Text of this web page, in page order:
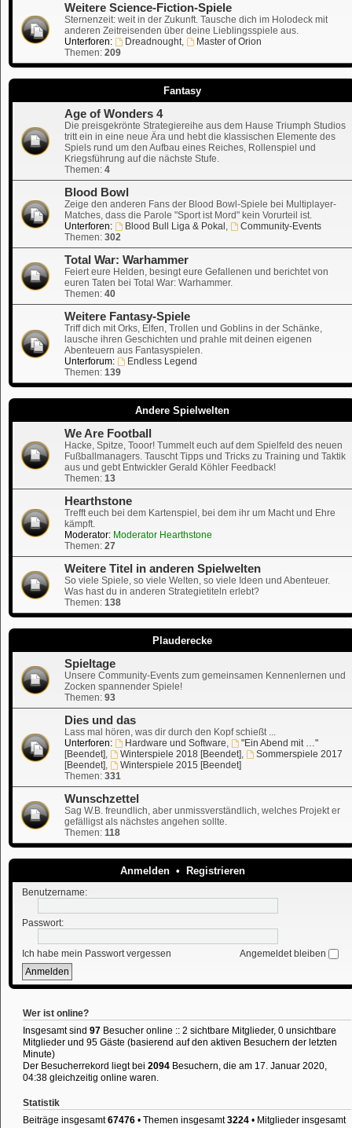
Weitere Science-Fiction-Spiele
Sternenzeit: weit in der Zukunft. Tausche dich im Holodeck mit
anderen Zeitreisenden über deine Lieblingsspiele aus.
Unterforen:
Dreadnought,
Master of Orion
Themen: 209
Fantasy
Age of Wonders 4
Die preisgekrönte Strategiereihe aus dem Hause Triumph Studios
tritt ein in eine neue Ära und hebt die klassischen Elemente des
Spiels rund um den Aufbau eines Reiches, Rollenspiel und
Kriegsführung auf die nächste Stufe.
Themen: 4
Blood Bowl
Zeige den anderen Fans der Blood Bowl-Spiele bei Multiplayer-
Matches, dass die Parole "Sport ist Mord" kein Vorurteil ist.
Unterforen:
Blood Bull Liga & Pokal,
Community-Events
Themen: 302
Total War: Warhammer
Feiert eure Helden, besingt eure Gefallenen und berichtet von
euren Taten bei Total War: Warhammer.
Themen: 40
Weitere Fantasy-Spiele
Triff dich mit Orks, Elfen, Trollen und Goblins in der Schänke,
lausche ihren Geschichten und prahle mit deinen eigenen
Abenteuern aus Fantasyspielen.
Unterforum:
Endless Legend
Themen: 139
Andere Spielwelten
We Are Football
Hacke, Spitze, Tooor! Tummelt euch auf dem Spielfeld des neuen
Fußballmanagers. Tauscht Tipps und Tricks zu Training und Taktik
aus und gebt Entwickler Gerald Köhler Feedback!
Themen: 13
Hearthstone
Trefft euch bei dem Kartenspiel, bei dem ihr um Macht und Ehre
kämpft.
Moderator: Moderator Hearthstone
Themen: 27
Weitere Titel in anderen Spielwelten
So viele Spiele, so viele Welten, so viele Ideen und Abenteuer.
Was hast du in anderen Strategietiteln erlebt?
Themen: 138
Plauderecke
Spieltage
Unsere Community-Events zum gemeinsamen Kennenlernen und
Zocken spannender Spiele!
Themen: 93
Dies und das
Lass mal hören, was dir durch den Kopf schießt ...
Unterforen:
Hardware und Software,
"Ein Abend mit …"
[Beendet], Winterspiele 2018 [Beendet],
Sommerspiele 2017
[Beendet],
Winterspiele 2015 [Beendet]
Themen: 331
Wunschzettel
Sag W.B. freundlich, aber unmissverständlich, welches Projekt er
gefälligst als nächstes angehen sollte.
Themen: 118
Anmelden• Registrieren
Benutzername:
Passwort:
Ich habe mein Passwort vergessen Angemeldet bleiben
Wer ist online?
Insgesamt sind 97 Besucher online :: 2 sichtbare Mitglieder, 0 unsichtbare
Mitglieder und 95 Gäste (basierend auf den aktiven Besuchern der letzten
Minute)
Der Besucherrekord liegt bei 2094 Besuchern, die am 17. Januar 2020,
04:38 gleichzeitig online waren.
Statistik
Beiträge insgesamt67476 • Themen insgesamt3224 • Mitglieder insgesamt